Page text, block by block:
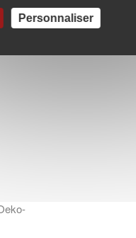
Personnaliser